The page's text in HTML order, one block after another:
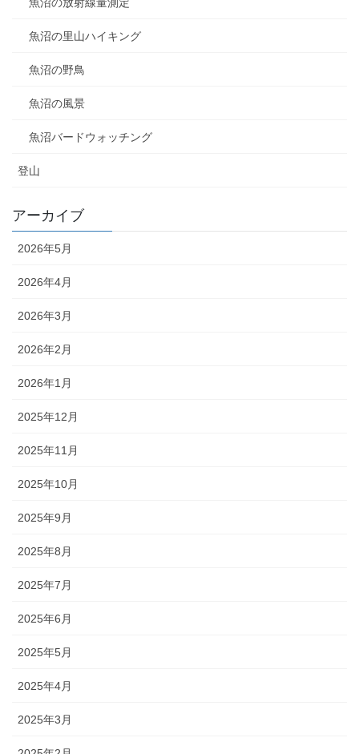
魚沼の里山ハイキング
魚沼の野鳥
魚沼の風景
魚沼バードウォッチング
登山
アーカイブ
2026年5月
2026年4月
2026年3月
2026年2月
2026年1月
2025年12月
2025年11月
2025年10月
2025年9月
2025年8月
2025年7月
2025年6月
2025年5月
2025年4月
2025年3月